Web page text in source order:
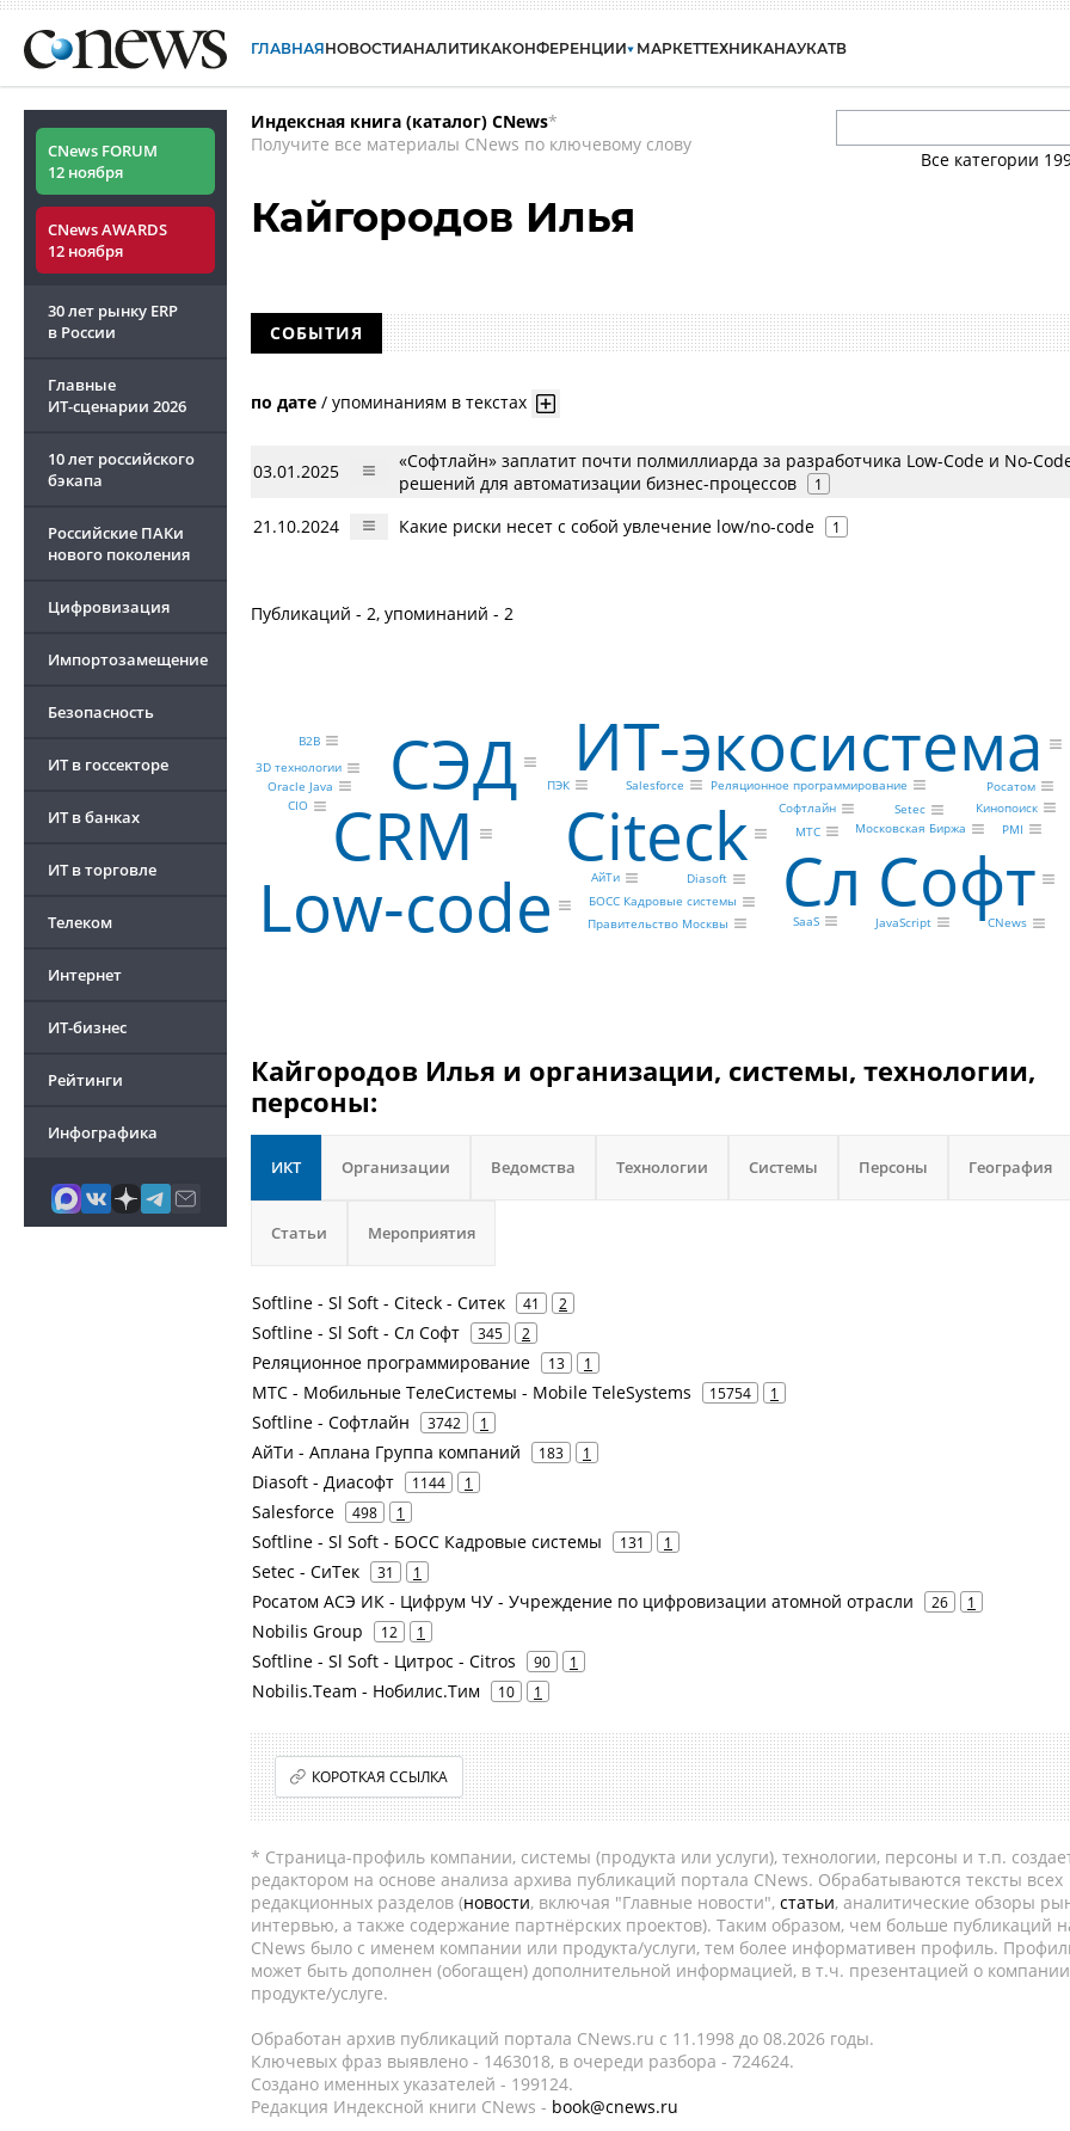
ГЛАВНАЯНОВОСТИАНАЛИТИКАКОНФЕРЕНЦИИ МАРКЕТТЕХНИКАНАУКАТВ
CNews FORUM
12 ноября
CNews AWARDS
12 ноября
30 лет рынку ERP
в России
Главные
ИТ-сценарии 2026
10 лет российского
бэкапа
Российские ПАКи
нового поколения
Цифровизация
Импортозамещение
Безопасность
ИТ в госсекторе
ИТ в банках
ИТ в торговле
Телеком
Интернет
ИТ-бизнес
Рейтинги
Инфографика
Индексная книга (каталог) CNews*
Получите все материалы CNews по ключевому слову
Все категории
Кайгородов Илья
СОБЫТИЯ
по дате / упоминаниям в текстах
03.01.2025
«Софтлайн» заплатит почти полмиллиарда за разработчика Low-Code и No-
решений для автоматизации бизнес-процессов
1
21.10.2024 Какие риски несет с собой увлечение low/no-code 1
Публикаций - 2, упоминаний - 2
Citeck
Сл Софт
ИТ-экосистема
СЭД
CRM
Low-code
Реляционное программирование
МТС
Софтлайн
АйТи Diasoft
Salesforce
БОСС Кадровые системы
Setec
Московская Биржа
Кинопоиск
ПЭК
PMI
Росатом
Правительство Москвы
B2B
3D технологии
SaaS
Oracle Java
JavaScript CNews
CIO
Кайгородов Илья и организации, системы, технологии,
персоны:
ИКТ Организации Ведомства Технологии Системы Персоны География
Статьи Мероприятия
Softline - Sl Soft - Citeck - Ситек 41 2
Softline - Sl Soft - Сл Софт 345 2
Реляционное программирование 13 1
МТС - Мобильные ТелеСистемы - Mobile TeleSystems 15754 1
Softline - Софтлайн 3742 1
АйТи - Аплана Группа компаний 183 1
Diasoft - Диасофт 1144 1
Salesforce 498 1
Softline - Sl Soft - БОСС Кадровые системы 131 1
Setec - СиТек 31 1
Росатом АСЭ ИК - Цифрум ЧУ - Учреждение по цифровизации атомной отрасли 26 1
Nobilis Group 12 1
Softline - Sl Soft - Цитрос - Citros 90 1
Nobilis.Team - Нобилис.Тим 10 1
КОРОТКАЯ ССЫЛКА
* Страница-профиль компании, системы (продукта или услуги), технологии, персоны и т.п.
редактором на основе анализа архива публикаций портала CNews. Обрабатываются тексты всех
редакционных разделов (новости, включая "Главные новости", статьи, аналитические обзоры
интервью, а также содержание партнёрских проектов). Таким образом, чем больше публикаций
CNews было с именем компании или продукта/услуги, тем более информативен профиль.
может быть дополнен (обогащен) дополнительной информацией, в т.ч. презентацией о
продукте/услуге.
Обработан архив публикаций портала CNews.ru c 11.1998 до 08.2026 годы.
Ключевых фраз выявлено - 1463018, в очереди разбора - 724624.
Создано именных указателей - 199124.
Редакция Индексной книги CNews - book@cnews.ru